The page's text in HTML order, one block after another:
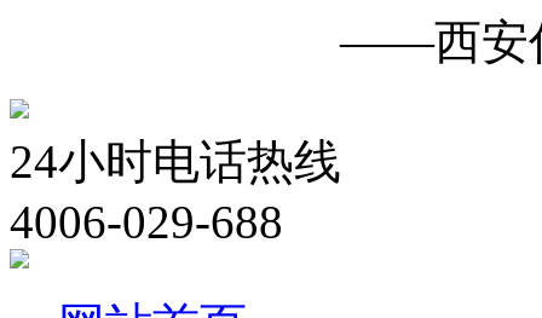
白癜风诊疗中心——西安
24小时电话热线
4006-029-688